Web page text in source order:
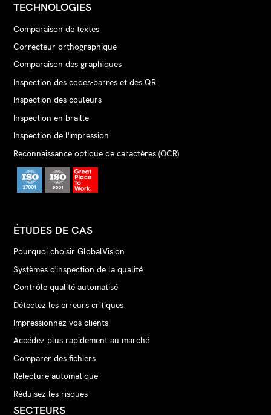
TECHNOLOGIES
Comparaison de textes
Correcteur orthographique
Comparaison des graphiques
Inspection des codes-barres et des QR
Inspection des couleurs
Inspection en braille
Inspection de l'impression
Reconnaissance optique de caractères (OCR)
ÉTUDES DE CAS
Pourquoi choisir GlobalVision
Systèmes d'inspection de la qualité
Contrôle qualité automatisé
Détectez les erreurs critiques
Impressionnez vos clients
Accédez plus rapidement au marché
Comparer des fichiers
Relecture automatique
Réduisez les risques
SECTEURS